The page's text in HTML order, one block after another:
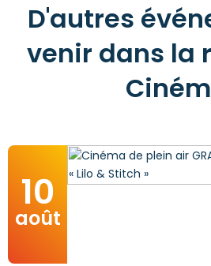
D'autres
venir dans la
10
août